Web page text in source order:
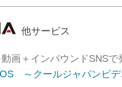
他サービス
画＋インバウンドSNSで
～クールジャパンビ